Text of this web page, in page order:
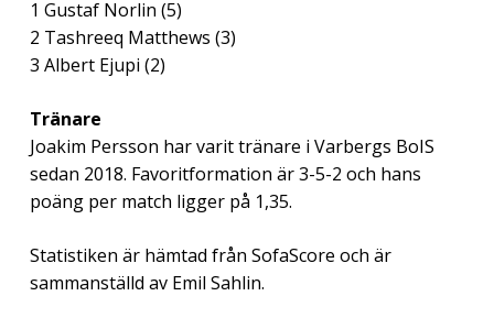
1 Gustaf Norlin (5)
2 Tashreeq Matthews (3)
3 Albert Ejupi (2)
Tränare
Joakim Persson har varit tränare i Varbergs BoIS
sedan 2018. Favoritformation är 3-5-2 och hans
poäng per match ligger på 1,35.
Statistiken är hämtad från SofaScore och är
sammanställd av Emil Sahlin.